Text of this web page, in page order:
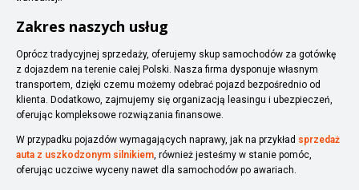
Zakres naszych usług
Oprócz tradycyjnej sprzedaży, oferujemy skup samochodów za gotówkę
z dojazdem na terenie całej Polski. Nasza firma dysponuje własnym
transportem, dzięki czemu możemy odebrać pojazd bezpośrednio od
klienta. Dodatkowo, zajmujemy się organizacją leasingu i ubezpieczeń,
oferując kompleksowe rozwiązania finansowe.
W przypadku pojazdów wymagających naprawy, jak na przykład sprzedaż
auta z uszkodzonym silnikiem, również jesteśmy w stanie pomóc,
oferując uczciwe wyceny nawet dla samochodów po awariach.